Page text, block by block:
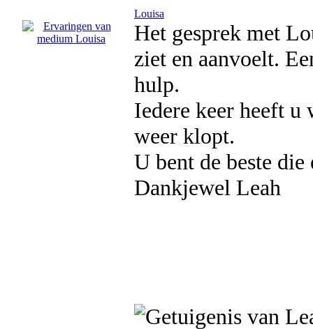
Louisa
Het gesprek met
ziet en aanvoelt.
hulp.
Iedere keer heeft
weer klopt.
U bent de beste
Dankjewel Leah